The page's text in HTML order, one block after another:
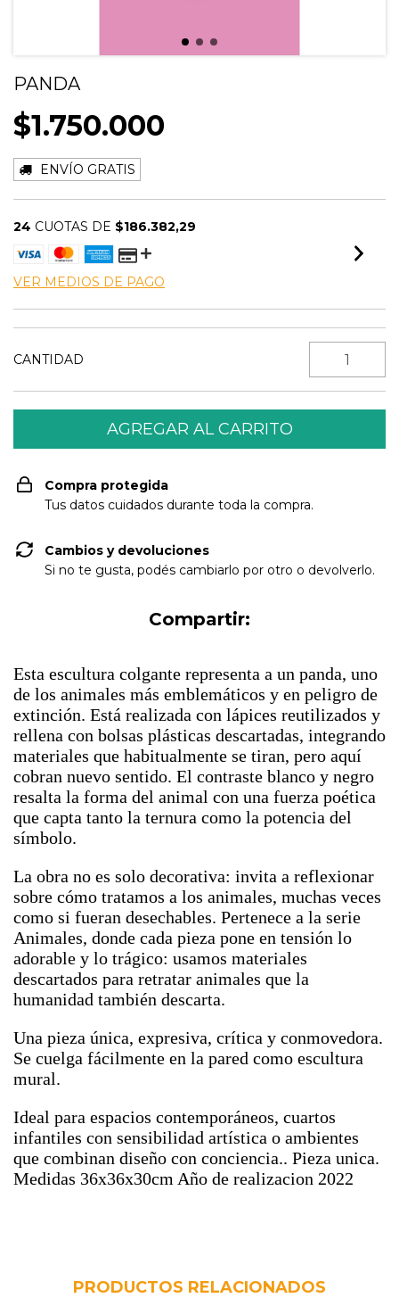
PANDA
$1.750.000
ENVÍO GRATIS
24 CUOTAS DE $186.382,29
VER MEDIOS DE PAGO
CANTIDAD
Compra protegida
Tus datos cuidados durante toda la compra.
Cambios y devoluciones
Si no te gusta, podés cambiarlo por otro o devolverlo.
Compartir:
Esta escultura colgante representa a un panda, uno
de los animales más emblemáticos y en peligro de
extinción. Está realizada con lápices reutilizados y
rellena con bolsas plásticas descartadas, integrando
materiales que habitualmente se tiran, pero aquí
cobran nuevo sentido. El contraste blanco y negro
resalta la forma del animal con una fuerza poética
que capta tanto la ternura como la potencia del
símbolo.
La obra no es solo decorativa: invita a reflexionar
sobre cómo tratamos a los animales, muchas veces
como si fueran desechables. Pertenece a la serie
Animales, donde cada pieza pone en tensión lo
adorable y lo trágico: usamos materiales
descartados para retratar animales que la
humanidad también descarta.
Una pieza única, expresiva, crítica y conmovedora.
Se cuelga fácilmente en la pared como escultura
mural.
Ideal para espacios contemporáneos, cuartos
infantiles con sensibilidad artística o ambientes
que combinan diseño con conciencia.. Pieza unica.
Medidas 36x36x30cm Año de realizacion 2022
PRODUCTOS RELACIONADOS